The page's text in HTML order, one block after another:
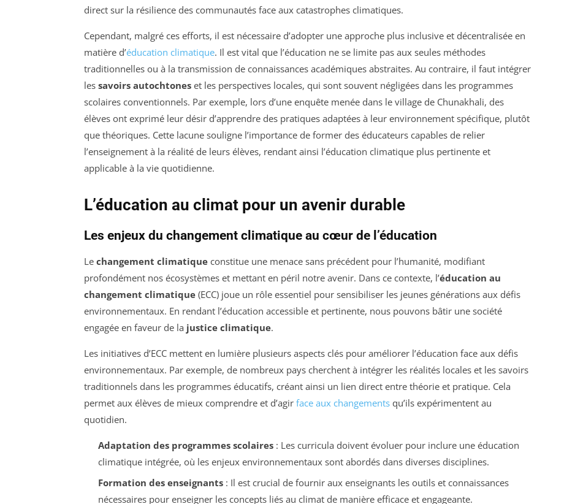
direct sur la résilience des communautés face aux catastrophes climatiques.
Cependant, malgré ces efforts, il est nécessaire d’adopter une approche plus inclusive et décentralisée en
matière d’éducation climatique. Il est vital que l’éducation ne se limite pas aux seules méthodes
traditionnelles ou à la transmission de connaissances académiques abstraites. Au contraire, il faut intégrer
les savoirs autochtones et les perspectives locales, qui sont souvent négligées dans les programmes
scolaires conventionnels. Par exemple, lors d’une enquête menée dans le village de Chunakhali, des
élèves ont exprimé leur désir d’apprendre des pratiques adaptées à leur environnement spécifique, plutôt
que théoriques. Cette lacune souligne l’importance de former des éducateurs capables de relier
l’enseignement à la réalité de leurs élèves, rendant ainsi l’éducation climatique plus pertinente et
applicable à la vie quotidienne.
L’éducation au climat pour un avenir durable
Les enjeux du changement climatique au cœur de l’éducation
Le changement climatique constitue une menace sans précédent pour l’humanité, modifiant
profondément nos écosystèmes et mettant en péril notre avenir. Dans ce contexte, l’éducation au
changement climatique (ECC) joue un rôle essentiel pour sensibiliser les jeunes générations aux défis
environnementaux. En rendant l’éducation accessible et pertinente, nous pouvons bâtir une société
engagée en faveur de la justice climatique.
Les initiatives d’ECC mettent en lumière plusieurs aspects clés pour améliorer l’éducation face aux défis
environnementaux. Par exemple, de nombreux pays cherchent à intégrer les réalités locales et les savoirs
traditionnels dans les programmes éducatifs, créant ainsi un lien direct entre théorie et pratique. Cela
permet aux élèves de mieux comprendre et d’agir face aux changements qu’ils expérimentent au
quotidien.
Adaptation des programmes scolaires: Les curricula doivent évoluer pour inclure une éducation
climatique intégrée, où les enjeux environnementaux sont abordés dans diverses disciplines.
Formation des enseignants: Il est crucial de fournir aux enseignants les outils et connaissances
nécessaires pour enseigner les concepts liés au climat de manière efficace et engageante.